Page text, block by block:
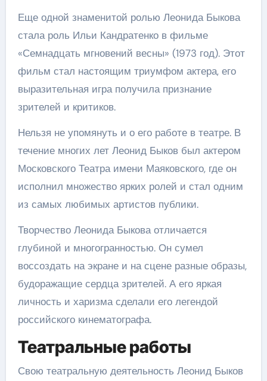
Еще одной знаменитой ролью Леонида Быкова
стала роль Ильи Кандратенко в фильме
«Семнадцать мгновений весны» (1973 год). Этот
фильм стал настоящим триумфом актера, его
выразительная игра получила признание
зрителей и критиков.
Нельзя не упомянуть и о его работе в театре. В
течение многих лет Леонид Быков был актером
Московского Театра имени Маяковского, где он
исполнил множество ярких ролей и стал одним
из самых любимых артистов публики.
Творчество Леонида Быкова отличается
глубиной и многогранностью. Он сумел
воссоздать на экране и на сцене разные образы,
будоражащие сердца зрителей. А его яркая
личность и харизма сделали его легендой
российского кинематографа.
Театральные работы
Свою театральную деятельность Леонид Быков